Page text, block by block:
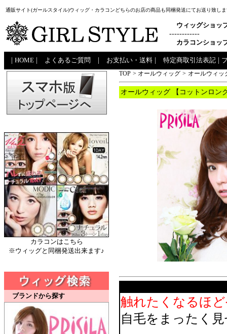
通販サイト(ガールスタイル)ウィッグ・カラコンどちらのお店の商品も同梱発送にてお送り致し
ウィッグショッ
------------
カラコンショッ
HOME よくあるご質問 お支払い・送料 特定商取引法表記
カラコンはこちら
※ウィッグと同梱発送出来ます♪
ブランドから探す
TOP > オールウィッグ > オールウィッ
オールウィッグ 【コットンロン
触れたくなるほ
自毛をまったく